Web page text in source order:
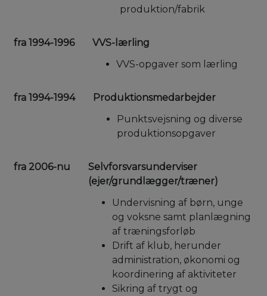
produktion/fabrik
fra 1994-1996
VVS-lærling
VVS-opgaver som lærling
fra 1994-1994
Produktionsmedarbejder
Punktsvejsning og diverse
produktionsopgaver
fra 2006-nu
Selvforsvarsunderviser
(ejer/grundlægger/træner)
Undervisning af børn, unge
og voksne samt planlægning
af træningsforløb
Drift af klub, herunder
administration, økonomi og
koordinering af aktiviteter
Sikring af trygt og